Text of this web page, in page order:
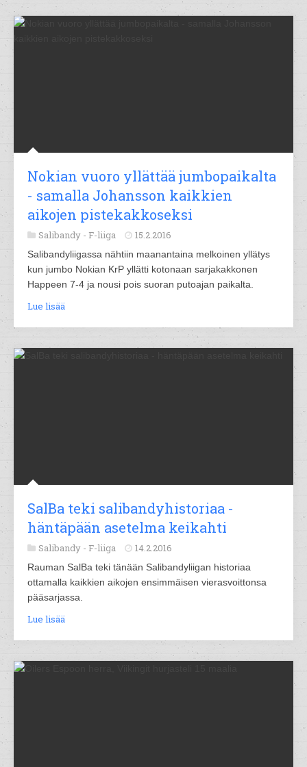
Nokian vuoro yllättää jumbopaikalta
- samalla Johansson kaikkien
aikojen pistekakkoseksi
Salibandy - F-liiga 15.2.2016
Salibandyliigassa nähtiin maanantaina melkoinen yllätys
kun jumbo Nokian KrP yllätti kotonaan sarjakakkonen
Happeen 7-4 ja nousi pois suoran putoajan paikalta.
Lue lisää
SalBa teki salibandyhistoriaa -
häntäpään asetelma keikahti
Salibandy - F-liiga 14.2.2016
Rauman SalBa teki tänään Salibandyliigan historiaa
ottamalla kaikkien aikojen ensimmäisen vierasvoittonsa
pääsarjassa.
Lue lisää